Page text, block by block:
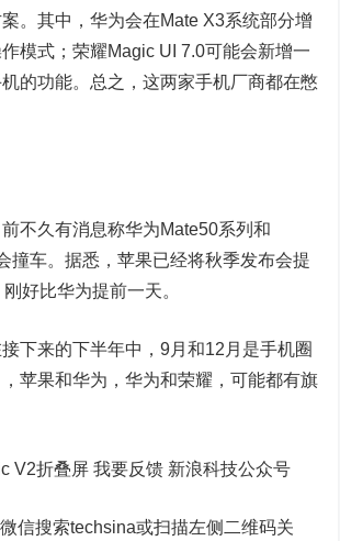
。其中，华为会在Mate X3系统部分增
模式；荣耀Magic UI 7.0可能会新增一
的功能。总之，这两家手机厂商都在憋
久有消息称华为Mate50系列和
撞车。据悉，苹果已经将秋季发布会提
好比华为提前一天。
来的下半年中，9月和12月是手机圈
苹果和华为，华为和荣耀，可能都有旗
V2折叠屏 我要反馈 新浪科技公众号
信搜索techsina或扫描左侧二维码关